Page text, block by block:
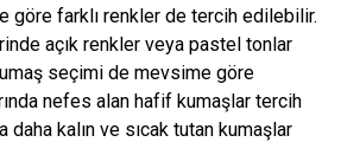
göre farklı renkler de tercih edilebilir.
açık renkler veya pastel tonlar
seçimi de mevsime göre
nefes alan hafif kumaşlar tercih
daha kalın ve sıcak tutan kumaşlar